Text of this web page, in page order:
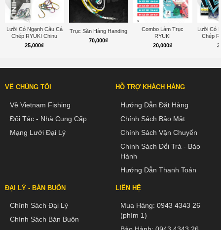
Lưỡi Có Ngạnh Câu Cá
Chép RYUKI Chinu
25,000₫
Trục Săn Hàng Handing
70,000₫
Combo Làm Trục
RYUKI
20,000₫
Lưỡi Có
Chép
VỀ CHÚNG TÔI
Về Vietnam Fishing
Đối Tác - Nhà Cung Cấp
Mạng Lưới Đại Lý
HỖ TRỢ KHÁCH HÀNG
Hướng Dẫn Đặt Hàng
Chính Sách Bảo Mật
Chính Sách Vận Chuyển
Chính Sách Đổi Trả - Bảo
Hành
Hướng Dẫn Thanh Toán
ĐẠI LÝ - BÁN BUÔN
Chính Sách Đại Lý
Chính Sách Bán Buôn
LIÊN HỆ
Mua Hàng: 0943 4343 26
(phím 1)